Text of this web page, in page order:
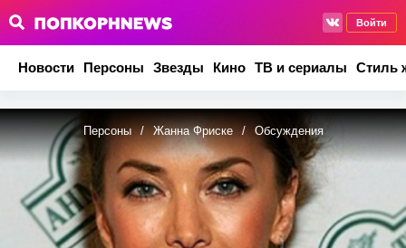
Войти
Новости Персоны Звезды Кино ТВ и сериалы Стиль
Персоны / Жанна Фриске / Обсуждения